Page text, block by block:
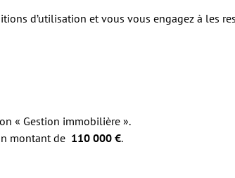
d’utilisation et vous vous engagez à les
« Gestion immobilière ».
montant de 110 000 €.